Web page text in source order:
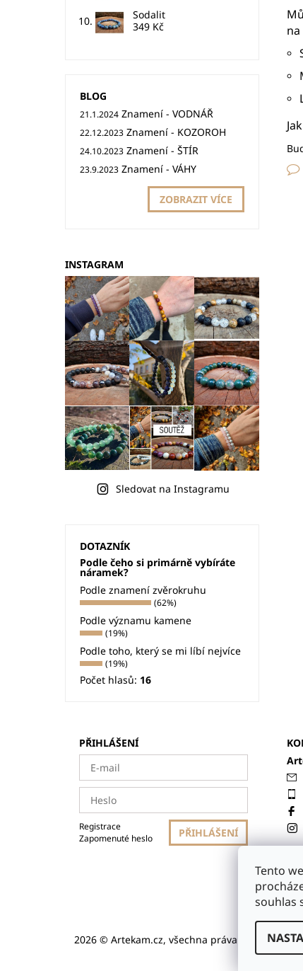
Sodalit
349 Kč
BLOG
21.1.2024 Znamení - VODNÁŘ
22.12.2023 Znamení - KOZOROH
24.10.2023 Znamení - ŠTÍR
23.9.2023 Znamení - VÁHY
ZOBRAZIT VÍCE
INSTAGRAM
Sledovat na Instagramu
DOTAZNÍK
Podle čeho si primárně vybíráte
náramek?
Podle znamení zvěrokruhu
(62%)
Podle významu kamene
(19%)
Podle toho, který se mi líbí nejvíce
(19%)
Počet hlasů: 16
PŘIHLÁŠENÍ
Registrace
Zapomenuté heslo
2026 © Artekam.cz, všechna práva vyhrazena
Tento
souhlas